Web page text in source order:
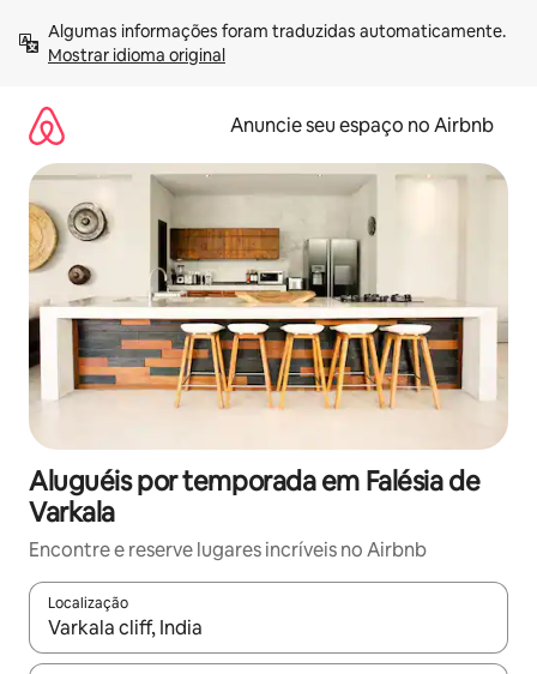
para
Mostrar idioma original
Anuncie seu espaço no Airbnb
Aluguéis por temporada em Falésia de
Varkala
Encontre e reserve lugares incríveis no Airbnb
Localização
Quando os resultados estiverem disponíveis, explore-os